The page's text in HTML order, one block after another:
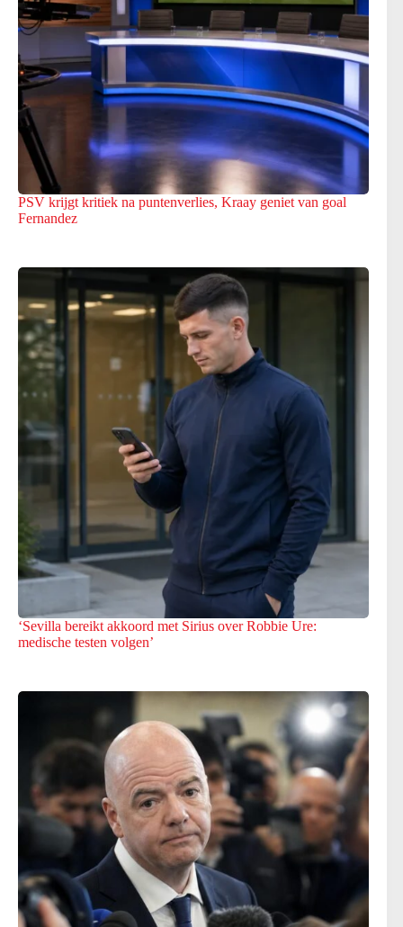
PSV krijgt kritiek na puntenverlies, Kraay geniet van goal
Fernandez
‘Sevilla bereikt akkoord met Sirius over Robbie Ure:
medische testen volgen’